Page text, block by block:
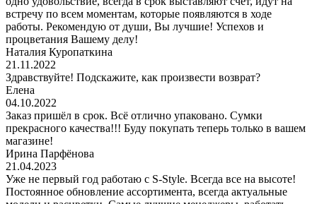
встречу по всем моментам, которые появляются в ходе
работы. Рекомендую от души, Вы лучшие! Успехов и
процветания Вашему делу!
Наталия Куропаткина
21.11.2022
Здравствуйте! Подскажите, как произвести возврат?
Елена
04.10.2022
Заказ пришёл в срок. Всё отлично упаковано. Сумки
прекрасного качества!!! Буду покупать теперь только в вашем
магазине!
Ирина Парфёнова
21.04.2023
Уже не первый год работаю с S-Style. Всегда все на высоте!
Постоянное обновление ассортимента, всегда актуальные